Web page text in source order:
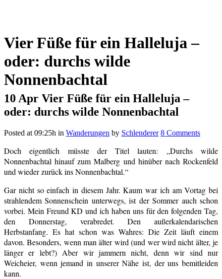
Vier Füße für ein Halleluja –
oder: durchs wilde
Nonnenbachtal
10 Apr Vier Füße für ein Halleluja –
oder: durchs wilde Nonnenbachtal
Posted at 09:25h in Wanderungen by Schlenderer 8 Comments
Doch eigentlich müsste der Titel lauten: „Durchs wilde
Nonnenbachtal hinauf zum Malberg und hinüber nach Rockenfeld
und wieder zurück ins Nonnenbachtal.“
Gar nicht so einfach in diesem Jahr. Kaum war ich am Vortag bei
strahlendem Sonnenschein unterwegs, ist der Sommer auch schon
vorbei. Mein Freund KD und ich haben uns für den folgenden Tag,
den Donnerstag, verabredet. Den außerkalendarischen
Herbstanfang. Es hat schon was Wahres: Die Zeit läuft einem
davon. Besonders, wenn man älter wird (und wer wird nicht älter, je
länger er lebt?) Aber wir jammern nicht, denn wir sind nur
Weicheier, wenn jemand in unserer Nähe ist, der uns bemitleiden
kann.